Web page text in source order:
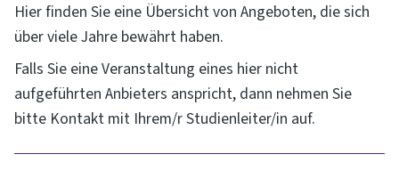
Hier finden Sie eine Übersicht von Angeboten, die sich
über viele Jahre bewährt haben.
Falls Sie eine Veranstaltung eines hier nicht
aufgeführten Anbieters anspricht, dann nehmen Sie
bitte Kontakt mit Ihrem/r Studienleiter/in auf.